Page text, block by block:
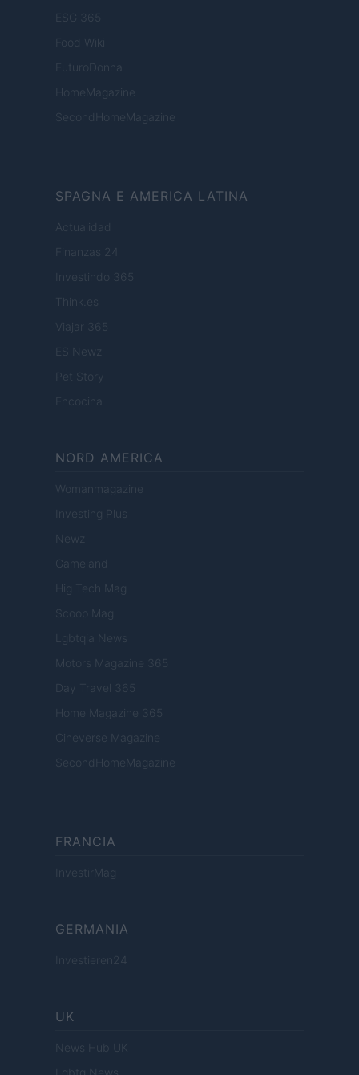
ESG 365
Food Wiki
FuturoDonna
HomeMagazine
SecondHomeMagazine
SPAGNA E AMERICA LATINA
Actualidad
Finanzas 24
Investindo 365
Think.es
Viajar 365
ES Newz
Pet Story
Encocina
NORD AMERICA
Womanmagazine
Investing Plus
Newz
Gameland
Hig Tech Mag
Scoop Mag
Lgbtqia News
Motors Magazine 365
Day Travel 365
Home Magazine 365
Cineverse Magazine
SecondHomeMagazine
FRANCIA
InvestirMag
GERMANIA
Investieren24
UK
News Hub UK
Lgbtq News